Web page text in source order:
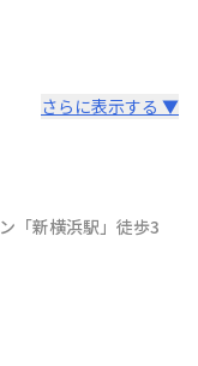
さらに表示する ▼
「新横浜駅 」 徒歩3